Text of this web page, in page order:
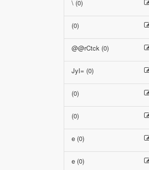
\ (0)
(0)
@@rCtck (0)
JyI= (0)
(0)
(0)
e (0)
e (0)